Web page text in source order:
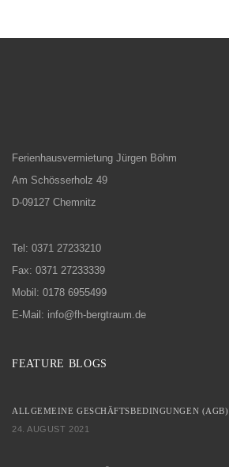
Ferienhausvermietung Jürgen Böhm
Am Schösserholz 49
D-09127 Chemnitz
Tel: 0371 27233210
Fax: 0371 27233339
Mobil: 0178 6955499
E-Mail: info@fh-bergtraum.de
FEATURE BLOGS
ALLGEMEINE GESCHÄFTSBEDINGUNGEN (AGB)
24. AUGUST 2021